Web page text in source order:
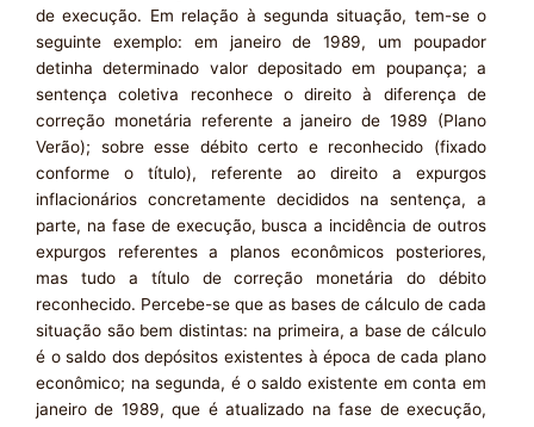
de execução. Em relação à segunda situação, tem-se o
seguinte exemplo: em janeiro de 1989, um poupador
detinha determinado valor depositado em poupança; a
sentença coletiva reconhece o direito à diferença de
correção monetária referente a janeiro de 1989 (Plano
Verão); sobre esse débito certo e reconhecido (fixado
conforme o título), referente ao direito a expurgos
inflacionários concretamente decididos na sentença, a
parte, na fase de execução, busca a incidência de outros
expurgos referentes a planos econômicos posteriores,
mas tudo a título de correção monetária do débito
reconhecido. Percebe-se que as bases de cálculo de cada
situação são bem distintas: na primeira, a base de cálculo
é o saldo dos depósitos existentes à época de cada plano
econômico; na segunda, é o saldo existente em conta em
janeiro de 1989, que é atualizado na fase de execução,